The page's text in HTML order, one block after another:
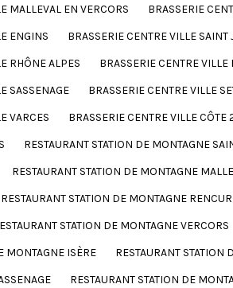
MALLEVAL EN VERCORS
BRASSERIE
ENGINS
BRASSERIE CENTRE VILLE SAINT
RHÔNE ALPES
BRASSERIE CENTRE VILLE
SASSENAGE
BRASSERIE CENTRE VILLE
VARCES
BRASSERIE CENTRE VILLE
RESTAURANT STATION DE MONTAGNE
RESTAURANT STATION DE MONTAGNE
RESTAURANT STATION DE MONTAGNE
STATION DE MONTAGNE VERCORS
MONTAGNE ISÈRE
RESTAURANT STATION
RESTAURANT STATION DE